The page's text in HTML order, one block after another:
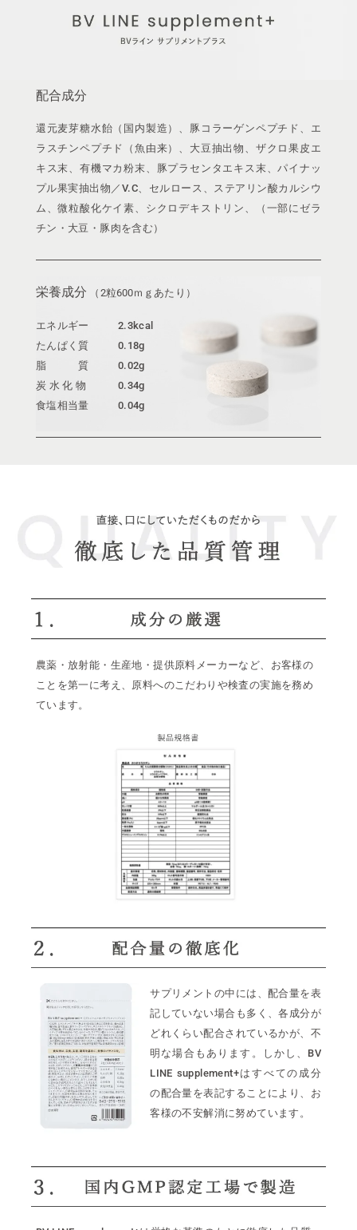
配合成分
還元麦芽糖水飴（国内製造）、豚コラーゲンペプチド、エ
ラスチンペプチド（魚由来）、大豆抽出物、ザクロ果皮エ
キス末、有機マカ粉末、豚プラセンタエキス末、パイナッ
プル果実抽出物／V.C、セルロース、ステアリン酸カルシウ
ム、微粒酸化ケイ素、シクロデキストリン、（一部にゼラ
チン・大豆・豚肉を含む）
栄養成分 （2粒600ｍｇあたり）
エネルギー
たんぱく質
脂 質
炭 水 化 物
食塩相当量
2.3kcal
0.18g
0.02g
0.34g
0.04g
農薬・放射能・生産地・提供原料メーカーなど、お客様の
ことを第一に考え、原料へのこだわりや検査の実施を務め
ています。
サプリメントの中には、配合量を表
記していない場合も多く、各成分が
どれくらい配合されているかが、不
明な場合もあります。しかし、BV
LINE supplement+はすべての成分
の配合量を表記することにより、お
客様の不安解消に努めています。